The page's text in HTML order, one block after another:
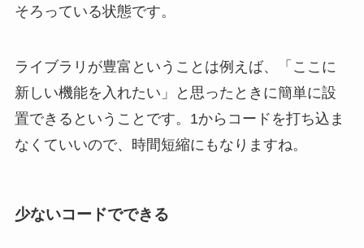
そろっている状態です。
ライブラリが豊富ということは例えば、「ここに
新しい機能を入れたい」と思ったときに簡単に設
置できるということです。1からコードを打ち込ま
なくていいので、時間短縮にもなりますね。
少ないコードでできる